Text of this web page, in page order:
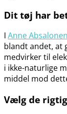
Dit tøj har
I Anne
blandt andet, at
medvirker til
i ikke-naturlige
middel mod
Vælg de